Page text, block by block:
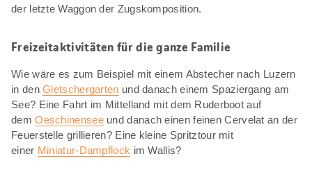
der letzte Waggon der Zugskomposition.
Freizeitaktivitäten für die ganze Familie
Wie wäre es zum Beispiel mit einem Abstecher nach Luzern
in denGletschergarten und danach einem Spaziergang am
See? Eine Fahrt im Mittelland mit dem Ruderboot auf
demOeschinenseeund danach einen feinen Cervelat an der
Feuerstelle grillieren? Eine kleine Spritztour mit
einer Miniatur-Dampflock im Wallis?